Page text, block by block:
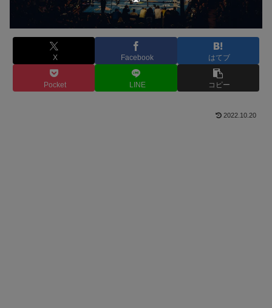
X Facebook はてブ
Pocket LINE コピー
2022.10.20